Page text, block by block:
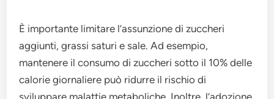
È importante limitare l’assunzione di zuccheri
aggiunti, grassi saturi e sale. Ad esempio,
mantenere il consumo di zuccheri sotto il 10% delle
calorie giornaliere può ridurre il rischio di
sviluppare malattie metaboliche. Inoltre, l’adozione